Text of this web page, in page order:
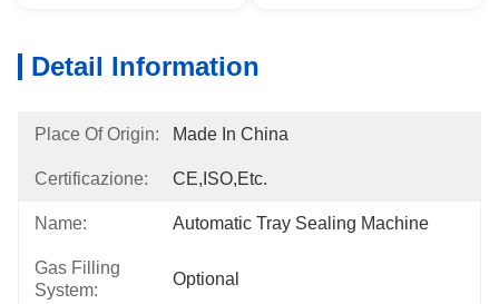
Detail Information
Place Of Origin: Made In China
Certificazione: CE,ISO,etc.
Name: Automatic Tray Sealing Machine
Gas Filling
System:
Optional